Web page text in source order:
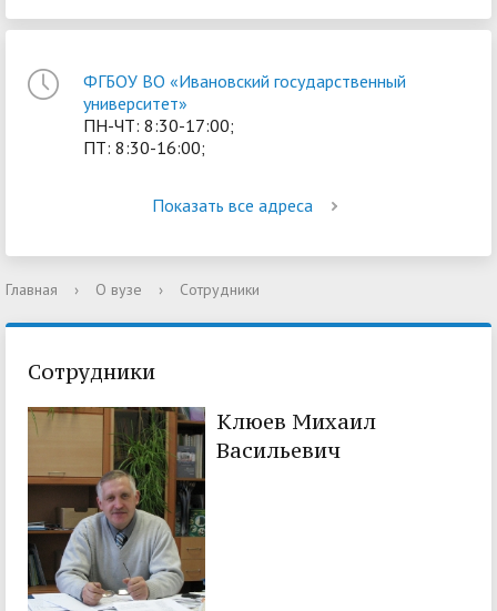
ФГБОУ ВО «Ивановский государственный
университет»
ПН-ЧТ: 8:30-17:00;
ПТ: 8:30-16:00;
Показать все адреса
Главная › О вузе › Сотрудники
Сотрудники
Клюев Михаил
Васильевич